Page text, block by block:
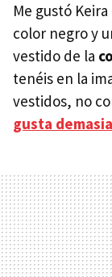
Me gustó
color negro y
vestido de la
tenéis en la
vestidos, no
gusta